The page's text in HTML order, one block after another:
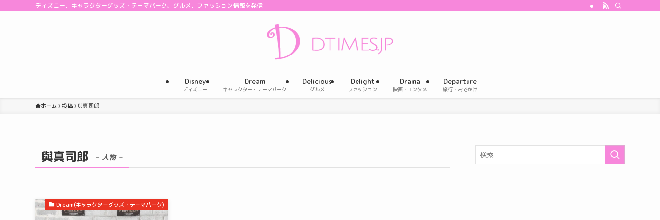
ディズニー、キャラクターグッズ・テーマパーク、グルメ、ファッション情報を発信
Disney
ディズニー
Dream
キャラクター・テーマパーク
Delicious
グルメ
Delight
ファッション
Drama
映画・エンタメ
Departure
旅行・おでかけ
ホーム 投稿 與真司郎
與真司郎 – 人物 –
Dream(キャラクターグッズ・テーマパーク)